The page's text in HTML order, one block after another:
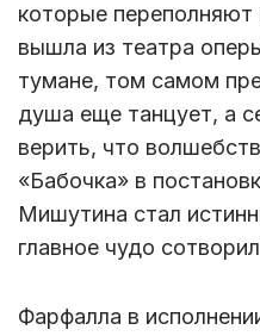
которые
вышла из театра
тумане, том самом
душа еще танцует, а
верить, что
«Бабочка» в
Мишутина стал
главное чудо
Фарфалла в